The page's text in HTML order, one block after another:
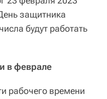
защитника
будут работать
в феврале
рабочего времени